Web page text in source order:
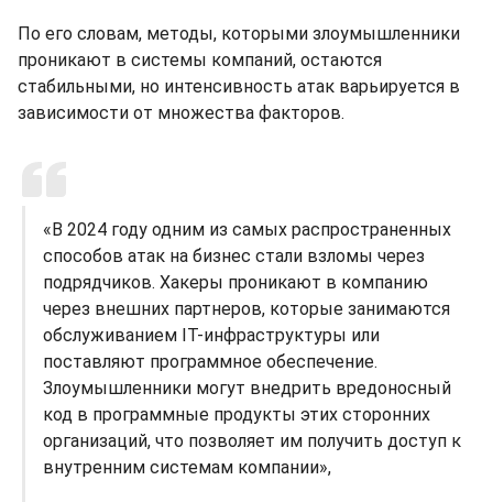
По его словам, методы, которыми злоумышленники
проникают в системы компаний, остаются
стабильными, но интенсивность атак варьируется в
зависимости от множества факторов.
«В 2024 году одним из самых распространенных
способов атак на бизнес стали взломы через
подрядчиков. Хакеры проникают в компанию
через внешних партнеров, которые занимаются
обслуживанием IT-инфраструктуры или
поставляют программное обеспечение.
Злоумышленники могут внедрить вредоносный
код в программные продукты этих сторонних
организаций, что позволяет им получить доступ к
внутренним системам компании»,